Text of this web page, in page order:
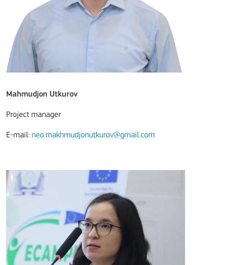
Mahmudjon Utkurov
Project manager
E-mail: neo.makhmudjonutkurov@gmail.com